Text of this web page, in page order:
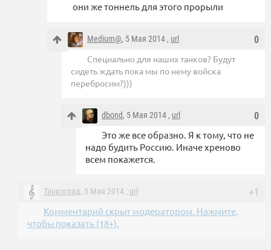
они же тоннель для этого прорыли
0
Medium@, 5 Мая 2014 , url
Специально для наших танков? Будут
сидеть ждать пока мы по нему войска
перебросим?)))
0
dbond, 5 Мая 2014 , url
Это же все образно. Я к тому, что не
надо будить Россию. Иначе хреново
всем покажется.
+1
Танкоград, 5 Мая 2014 , url
Комментарий скрыт модератором. Нажмите,
чтобы показать (18+).